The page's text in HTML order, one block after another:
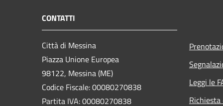
CONTATTI
Città di Messina
Piazza Unione Europea
98122, Messina (ME)
Codice Fiscale: 00080270838
Partita IVA: 00080270838
Leggi le